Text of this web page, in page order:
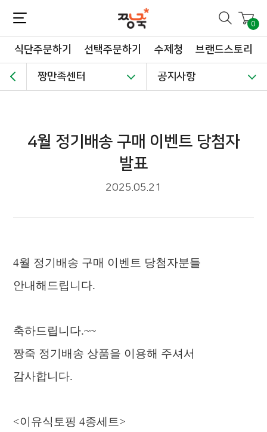
0
식단주문하기 선택주문하기 수제청 브랜드스토리
짱만족센터 공지사항
4월 정기배송 구매 이벤트 당첨자
발표
2025.05.21
4월 정기배송 구매 이벤트 당첨자분들
안내해드립니다.
축하드립니다.~~
짱죽 정기배송 상품을 이용해 주셔서
감사합니다.
<이유식토핑4종세트>